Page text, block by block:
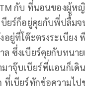
กับ ที่นอนของผู้ห
บียร์ก็อยู่คุยกับพี่ปลื้มจ
อยู่ที่โต๊ะตรงระเบียง
ซึ่งเบียร์คุยกับทนา
มาจุ๊บเบียร์พี่แอนก็เ
ที่เบียร์ทักข้อความไ